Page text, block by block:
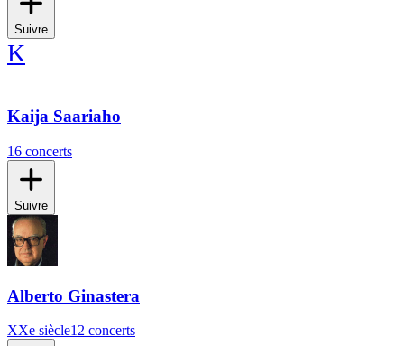
Suivre
K
Kaija Saariaho
16 concerts
Suivre
Alberto Ginastera
XXe siècle12 concerts